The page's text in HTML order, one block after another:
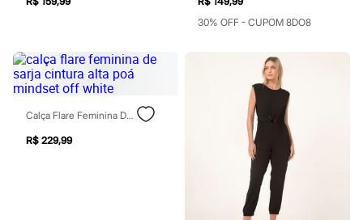
Rasteirinhas
Diversão
Marcas
Baby Club
Fifteen
Miss Fifteen
Moda íntima
30% OFF - CUPOM 8DO8
Calça Flare Feminina De Sarja Cintura Alta Poá Mindset Off White
R$ 229,99